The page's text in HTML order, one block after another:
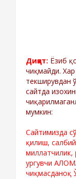
Диққат: Ёзиб
чиқмайди. Хар
текширувдан
сайтда
мумкин:
Сайтимизда
қилиш,
миллатчилик,
ургувчи